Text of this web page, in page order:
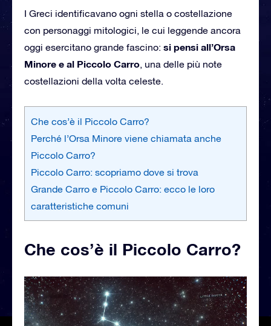
I Greci identificavano ogni stella o costellazione
con personaggi mitologici, le cui leggende ancora
oggi esercitano grande fascino: si pensi all’Orsa
Minore e al Piccolo Carro, una delle più note
costellazioni della volta celeste.
Che cos’è il Piccolo Carro?
Perché l’Orsa Minore viene chiamata anche
Piccolo Carro?
Piccolo Carro: scopriamo dove si trova
Grande Carro e Piccolo Carro: ecco le loro
caratteristiche comuni
Che cos’è il Piccolo Carro?